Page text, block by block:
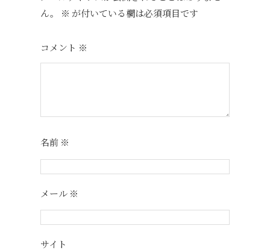
ん。
※ が付いている欄は必須項目です
コメント ※
名前 ※
メール ※
サイト